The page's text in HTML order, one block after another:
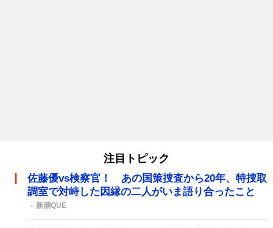
注目トピック
佐藤優vs検察官！ あの国策捜査から20年、特捜取
調室で対峙した因縁の二人がいま語り合ったこと
新潮QUE